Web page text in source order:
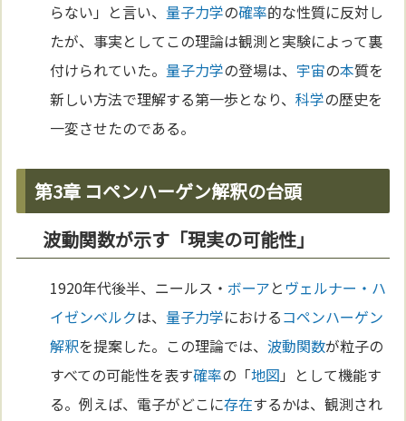
らない」と言い、 量子力学の確率的な性質に反対し
たが、事実としてこの理論は観測と実験によって裏
付けられていた。 量子力学の登場は、 宇宙の本質を
新しい方法で理解する第一歩となり、科学の歴史を
一変させたのである。
第3章 コペンハーゲン解釈の台頭
波動関数が示す「現実の可能性」
1920年代後半、ニールス・ ボーアと ヴェルナー・ハ
イゼンベルクは、 量子力学におけるコペンハーゲン
解釈を提案した。この理論では、波動関数が粒子の
すべての可能性を表す確率の「地図 」として機能す
る。例えば、電子がどこに存在するかは、観測され